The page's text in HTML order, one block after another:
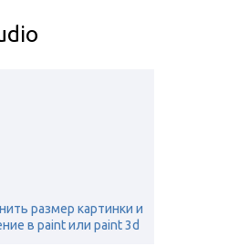
размер картинки и
в paint или paint 3d